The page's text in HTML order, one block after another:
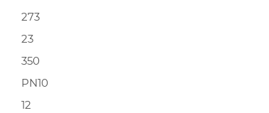
273
23
350
PN10
12